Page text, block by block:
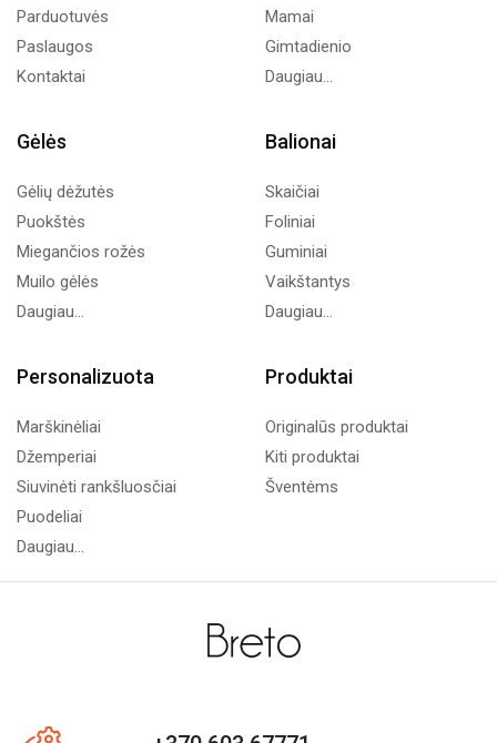
Parduotuvės
Paslaugos
Kontaktai
Mamai
Gimtadienio
Daugiau...
Gėlės
Gėlių dėžutės
Puokštės
Miegančios rožės
Muilo gėlės
Daugiau...
Balionai
Skaičiai
Foliniai
Guminiai
Vaikštantys
Daugiau...
Personalizuota
Marškinėliai
Džemperiai
Siuvinėti rankšluosčiai
Puodeliai
Daugiau...
Produktai
Originalūs produktai
Kiti produktai
Šventėms